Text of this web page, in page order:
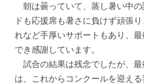
朝は曇っていて、蒸し暑い中
ドも応援席も暑さに負けず頑張
れなど手厚いサポートもあり、
でき感謝しています。
試合の結果は残念でしたが、
は、これからコンクールを迎え